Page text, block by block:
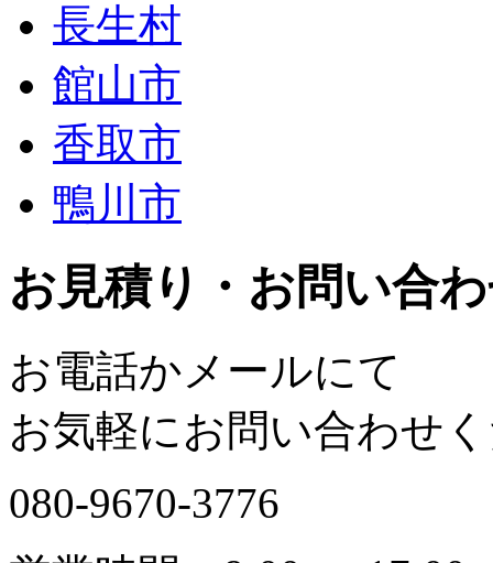
長生村
館山市
香取市
鴨川市
お見積り・お問い合
お電話かメールにて
お気軽にお問い合わせ
080-9670-3776